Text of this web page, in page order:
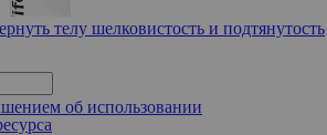
телу шелковистость и подтянутость
об использовании